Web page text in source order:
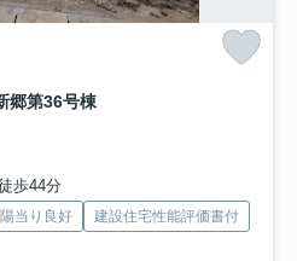
郷第36号棟
歩44分
陽当り良好
建設住宅性能評価書付